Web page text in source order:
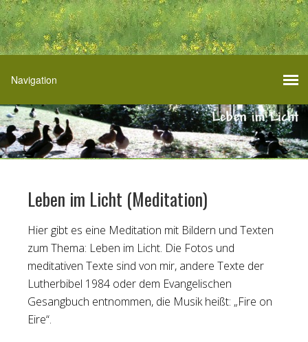
Leben im Licht (Meditation)
Hier gibt es eine Meditation mit Bildern und Texten
zum Thema: Leben im Licht. Die Fotos und
meditativen Texte sind von mir, andere Texte der
Lutherbibel 1984 oder dem Evangelischen
Gesangbuch entnommen, die Musik heißt: „Fire on
Eire“.